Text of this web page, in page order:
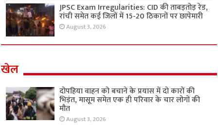
JPSC Exam Irregularities: CID की ताबड़तोड़ रेड,
रांची समेत कई जिलों में 15-20 ठिकानों पर छापेमारी
August 3, 2026
खेल
दोपहिया वाहन को बचाने के प्रयास में दो कारों की
भिड़ंत, मासूम समेत एक ही परिवार के चार लोगों की
मौत
August 3, 2026